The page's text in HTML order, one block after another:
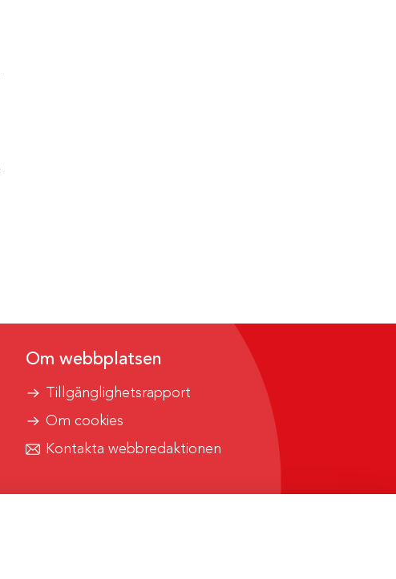
Om webbplatsen
Tillgänglighetsrapport
Om cookies
Kontakta webbredaktionen